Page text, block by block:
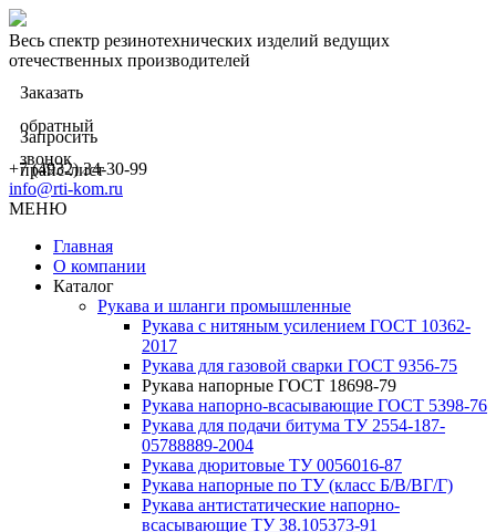
Весь спектр резинотехнических изделий ведущих
отечественных производителей
Заказать
обратный
звонок
Запросить
прайс-лист
+7 (4932) 34-30-99
info@rti-kom.ru
МЕНЮ
Главная
О компании
Каталог
Рукава и шланги промышленные
Рукава с нитяным усилением ГОСТ 10362-
2017
Рукава для газовой сварки ГОСТ 9356-75
Рукава напорные ГОСТ 18698-79
Рукава нaпорно-всасывающие ГОСТ 5398-76
Рукава для подачи битума ТУ 2554-187-
05788889-2004
Рукава дюритовые ТУ 0056016-87
Рукава напорные по ТУ (класс Б/В/ВГ/Г)
Рукава антистатические напорно-
всасывающие ТУ 38.105373-91